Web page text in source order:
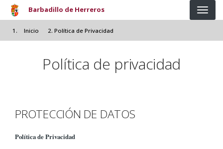
Pasar al contenido principal
Barbadillo de Herreros
Inicio Política de Privacidad
Política de privacidad
PROTECCIÓN DE DATOS
Política de Privacidad